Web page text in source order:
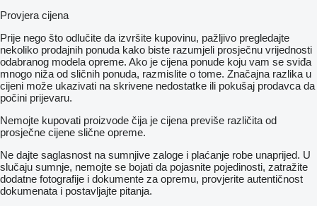
Provjera cijena
Prije nego što odlučite da izvršite kupovinu, pažljivo pregledajte
nekoliko prodajnih ponuda kako biste razumjeli prosječnu vrijednosti
odabranog modela opreme. Ako je cijena ponude koju vam se sviđa
mnogo niža od sličnih ponuda, razmislite o tome. Značajna razlika u
cijeni može ukazivati ​​na skrivene nedostatke ili pokušaj prodavca da
počini prijevaru.
Nemojte kupovati proizvode čija je cijena previše različita od
prosječne cijene slične opreme.
Ne dajte saglasnost na sumnjive zaloge i plaćanje robe unaprijed. U
slučaju sumnje, nemojte se bojati da pojasnite pojedinosti, zatražite
dodatne fotografije i dokumente za opremu, provjerite autentičnost
dokumenata i postavljajte pitanja.